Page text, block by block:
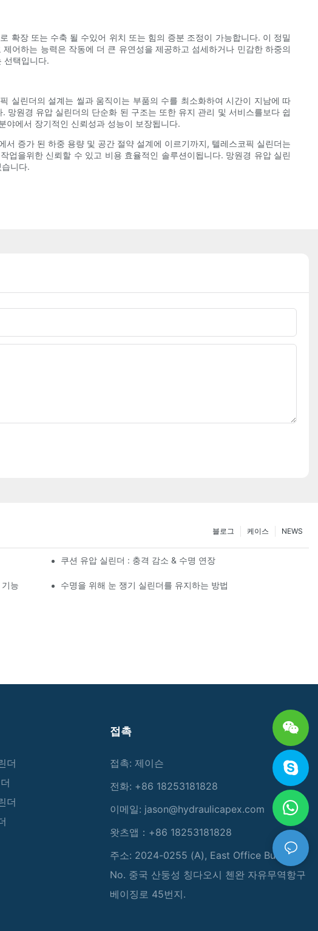
확장 또는 수축 될 수있어 위치 또는 힘의 증분 조정이 가능합니다. 이 정밀
어하는 ​​능력은 작동에 더 큰 유연성을 제공하고 섬세하거나 민감한 하중의
선택입니다.
실린더의 설계는 씰과 움직이는 부품의 수를 최소화하여 시간이 지남에 따
원경 유압 실린더의 단순화 된 구조는 또한 유지 관리 및 서비스를보다 쉽
야에서 장기적인 신뢰성과 성능이 보장됩니다.
증가 된 하중 용량 및 공간 절약 설계에 이르기까지, 텔레스코픽 실린더는
을위한 신뢰할 수 있고 비용 효율적인 솔루션이됩니다. 망원경 유압 실린
니다.
NEWS
케이스
블로그
쿠션 유압 실린더 : 충격 감소 & 수명 연장
능 수명을 위해 눈 쟁기 실린더를 유지하는 방법
더
더
접촉
접촉: 제이슨
전화: +86 18253181828
이메일: jason@hydraulicapex.com
왓츠앱：+86 18253181828
주소: 2024-0255 (A), East Office Building,
No. 중국 산둥성 칭다오시 첸완 자유무역항구
베이징로 45번지.